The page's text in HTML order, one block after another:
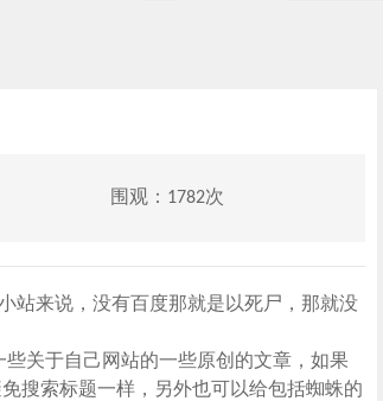
围观：1782次
站来说，没有百度那就是以死尸，那就没
关于自己网站的一些原创的文章，如果
搜索标题一样，另外也可以给包括蜘蛛的